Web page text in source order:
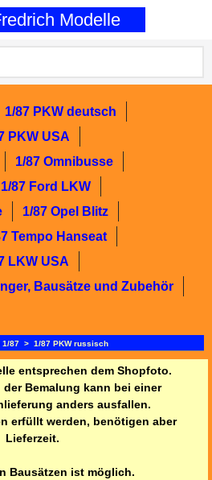
Modelle
1/87 PKW deutsch
PKW USA
1/87 Omnibusse
1/87 Ford LKW
1/87 Opel Blitz
Tempo Hanseat
LKW USA
Bausätze und Zubehör
1/87 > 1/87 PKW russisch
entsprechen dem Shopfoto.
der Bemalung kann bei einer
anders ausfallen.
erfüllt werden, benötigen aber
Lieferzeit.
Bausätzen ist möglich.